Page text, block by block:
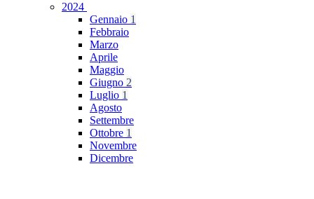
2024
Gennaio 1
Febbraio
Marzo
Aprile
Maggio
Giugno 2
Luglio 1
Agosto
Settembre
Ottobre 1
Novembre
Dicembre